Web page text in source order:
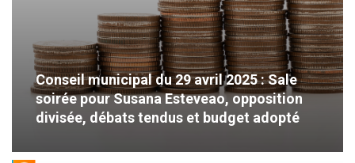
Conseil municipal du 29 avril 2025 : Sale
soirée pour Susana Esteveao, opposition
divisée, débats tendus et budget adopté